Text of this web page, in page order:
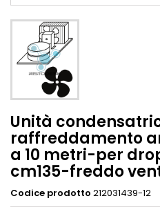
Unità
raffreddamento
a 10 metri-per
cm135-freddo
Codice prodotto 212031439-12